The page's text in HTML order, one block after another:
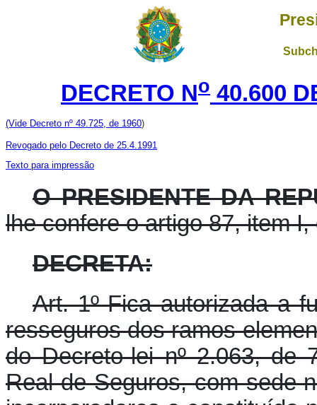
DECRETO No 40.600
(Vide Decreto nº 49.725, de 1960)
Revogado pelo Decreto de 25.4.1991
Texto para impressão
O PRESIDENTE DA
lhe confere o artigo 87, item
DECRETA:
Art. 1º Fica autorizada a
resseguros dos ramos
do Decreto-lei nº 2.063, de
Real de Seguros, com sede